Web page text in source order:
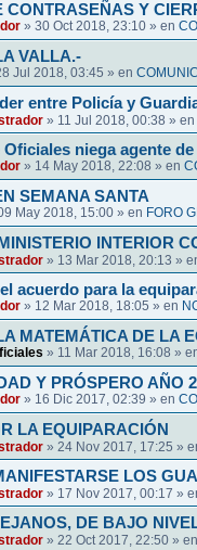
CONTRASEÑAS Y
» 30 Oct 2018, 23:10 » en
VALLA.-
Jul 2018, 03:45 » en
entre Policía y
» 11 Jul 2018, 00:38 » en
Oficiales niega agente
» 14 May 2018, 22:08 » en
SEMANA SANTA
May 2018, 15:00 » en FORO
INTERIOR
» 13 Mar 2018, 20:13 »
acuerdo para la
» 12 Mar 2018, 18:05 » en
MATEMÁTICA DE LA
» 11 Mar 2018, 16:08 »
Y PRÓSPERO AÑO
» 16 Dic 2017, 02:39 » en
LA EQUIPARACIÓN
» 24 Nov 2017, 17:25 »
LOS
» 17 Nov 2017, 00:17 »
DE BAJO
» 22 Oct 2017, 22:50 » en